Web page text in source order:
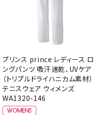
プリンス prince レディース ロ
ングパンツ 吸汗速乾、UVケア
（トリプルドライハニカム素材）
テニスウェア ウィメンズ
WA1320-146